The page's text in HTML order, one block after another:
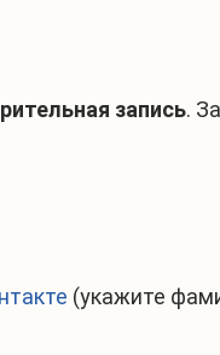
запись.
(укажите